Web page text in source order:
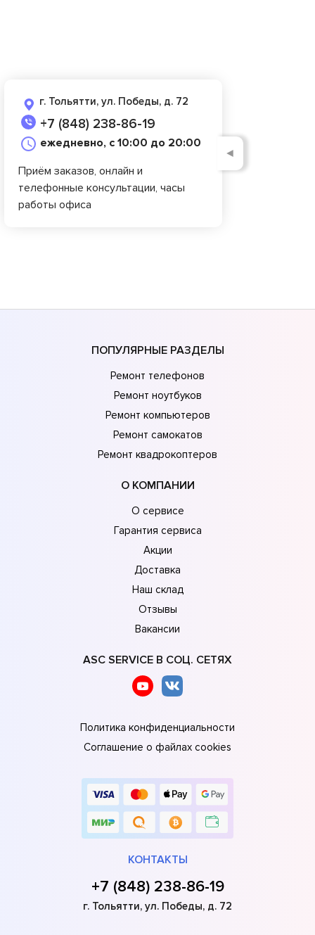
г. Тольятти, ул. Победы, д. 72
+7 (848) 238-86-19
ежедневно, с 10:00 до 20:00
Приём заказов, онлайн и
телефонные консультации, часы
работы офиса
◄
ПОПУЛЯРНЫЕ РАЗДЕЛЫ
Ремонт телефонов
Ремонт ноутбуков
Ремонт компьютеров
Ремонт самокатов
Ремонт квадрокоптеров
О КОМПАНИИ
О сервисе
Гарантия сервиса
Акции
Доставка
Наш склад
Отзывы
Вакансии
ASC SERVICE В СОЦ. СЕТЯХ
Политика конфиденциальности
Соглашение о файлах cookies
КОНТАКТЫ
+7 (848) 238-86-19
г. Тольятти, ул. Победы, д. 72